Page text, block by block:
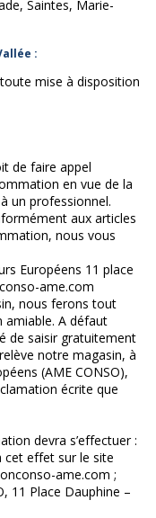
Saintes, Marie-
:
mise à disposition
de faire appel
en vue de la
un professionnel.
aux articles
nous vous
Européens 11 place
ame.com
nous ferons tout
A défaut
de saisir gratuitement
notre magasin, à
(AME CONSO),
écrite que
devra s’effectuer :
effet sur le site
ame.com ;
11 Place Dauphine –